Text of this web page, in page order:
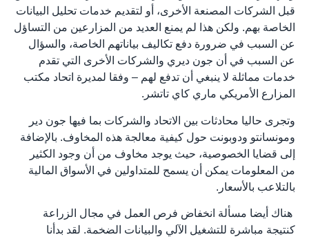
قبل الشركات المصنعة الأخرى، أو لتقديم خدمات تحليل البيانات
الخاصة بهم. ولكن هذا لم يمنع العديد من المزارعين من التساؤل
عن السبب في ضرورة دفع تكاليف بياناتهم الخاصة، والسؤال
عن السبب في أن جون ديري والشركات الأخرى التي تقدم
خدمات مماثلة لا ينبغي أن تدفع لهم – وفقا لمديرة اتحاد مكتب
المزارع الأمريكي ماري كاي تاتشر.
وتجرى حاليا محادثات بين الاتحاد والشركات بما فيها جون دير
ومونسانتو ودوبونت حول كيفية معالجة هذه المخاوف. بالإضافة
إلى قضايا الخصوصية، حيث يوجد مخاوف من أن وجود الكثير
من المعلومات يمكن أن يسمح للمتداولين في الأسواق المالية
بالتلاعب بالأسعار.
هناك أيضا مسألة انخفاض فرص العمل في مجال الزراعة
كنتيجة مباشرة للتشغيل الآلي والبيانات الضخمة. لقد بدأنا